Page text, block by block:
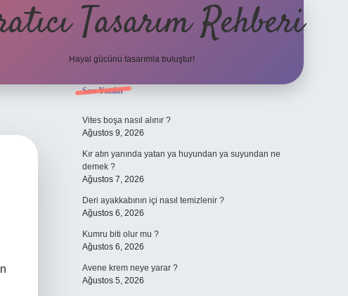
Tasarım Rehberi
Hayal gücünü tasarımla buluştur!
Sidebar
Son Yazılar
Vites boşa nasıl alınır ?
Ağustos 9, 2026
Kır atın yanında yatan ya huyundan ya suyundan ne
demek ?
Ağustos 7, 2026
Deri ayakkabının içi nasıl temizlenir ?
Ağustos 6, 2026
Kumru biti olur mu ?
Ağustos 6, 2026
Avene krem neye yarar ?
Ağustos 5, 2026